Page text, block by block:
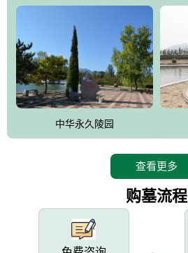
中华永久陵园
查看更多
购墓流程